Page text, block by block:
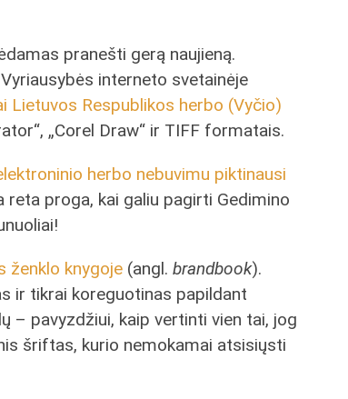
pranešti gerą naujieną.
interneto svetainėje
Lietuvos Respublikos herbo (Vyčio)
„Corel Draw“ ir TIFF formatais.
herbo nebuvimu piktinausi
reta proga, kai galiu pagirti Gedimino
ženklo knygoje (angl. brandbook).
ir tikrai koreguotinas papildant
– pavyzdžiui, kaip vertinti vien tai, jog
šriftas, kurio nemokamai atsisiųsti